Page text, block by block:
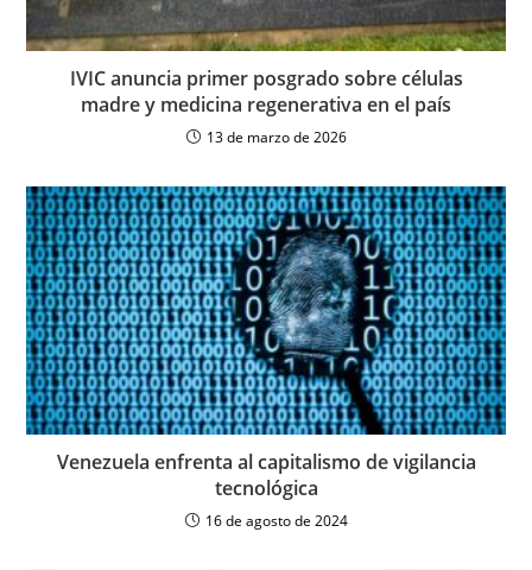
IVIC anuncia primer posgrado sobre células
madre y medicina regenerativa en el país
13 de marzo de 2026
Venezuela enfrenta al capitalismo de vigilancia
tecnológica
16 de agosto de 2024